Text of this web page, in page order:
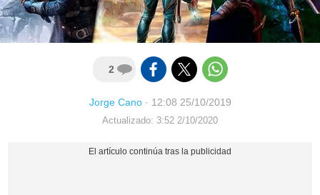
2
Jorge Cano· 12:08 25/10/2019
Actualizado: 3:52 2/10/2020